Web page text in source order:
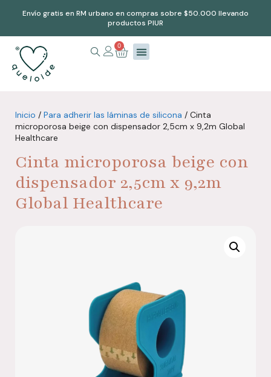
Envío gratis en RM urbano en compras sobre $50.000 llevando
productos PIUR
0
Inicio / Para adherir las láminas de silicona / Cinta
microporosa beige con dispensador 2,5cm x 9,2m Global
Healthcare
Cinta microporosa beige con
dispensador 2,5cm x 9,2m
Global Healthcare